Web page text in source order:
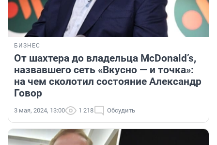
БИЗНЕС
От шахтера до владельца McDonald’s,
назвавшего сеть «Вкусно — и точка»:
на чем сколотил состояние Александр
Говор
3 мая, 2024, 13:00 1 218 Обсудить